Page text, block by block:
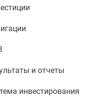
и отчеты
инвестирования